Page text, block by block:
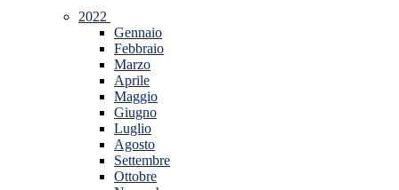
2022
Gennaio
Febbraio
Marzo
Aprile
Maggio
Giugno
Luglio
Agosto
Settembre
Ottobre